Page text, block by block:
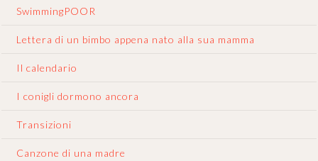
SwimmingPOOR
Lettera di un bimbo appena nato alla sua mamma
Il calendario
I conigli dormono ancora
Transizioni
Canzone di una madre